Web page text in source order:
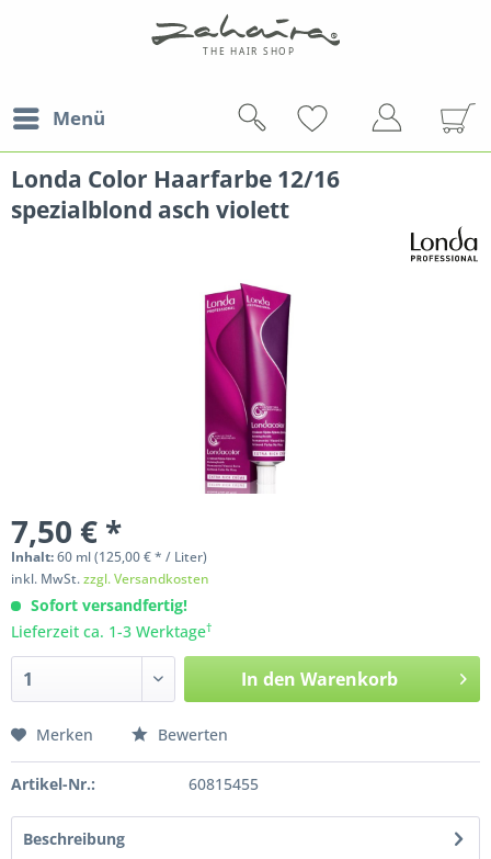
Menü
Londa Color Haarfarbe 12/16
spezialblond asch violett
7,50 € *
Inhalt:60 ml(125,00 € * / Liter)
inkl. MwSt.zzgl. Versandkosten
Sofort versandfertig!
Lieferzeit ca. 1-3 Werktage†
In den Warenkorb
Merken Bewerten
Artikel-Nr.: 60815455
Beschreibung